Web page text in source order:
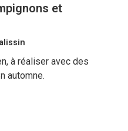
et
à réaliser avec des
automne.